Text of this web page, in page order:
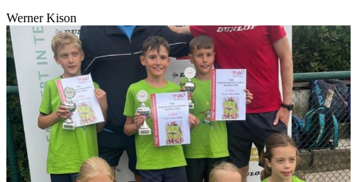
Werner Kison